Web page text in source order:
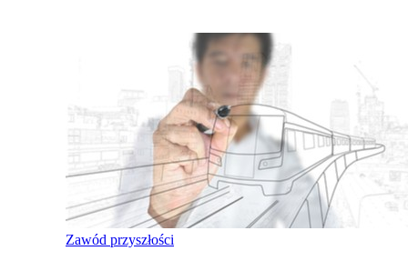
Zawód przyszłości